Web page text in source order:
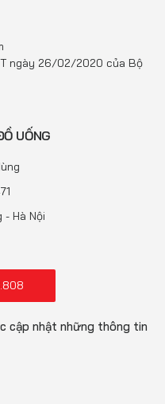
ngày 26/02/2020 của Bộ
UỐNG
- Hà Nội
cập nhật những thông tin